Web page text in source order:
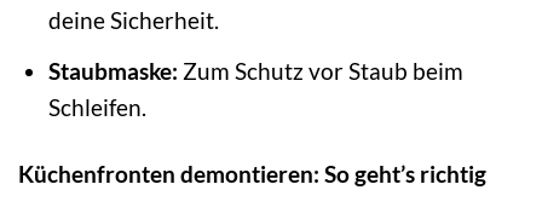
deine Sicherheit.
Staubmaske: Zum Schutz vor Staub beim
Schleifen.
Küchenfronten demontieren: So geht’s richtig